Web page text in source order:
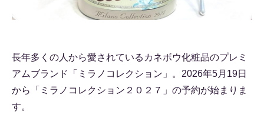
長年多くの人から愛されているカネボウ化粧品のプレミ
アムブランド「ミラノコレクション」。2026年5月19日
から「ミラノコレクション２０２７」の予約が始まりま
す。